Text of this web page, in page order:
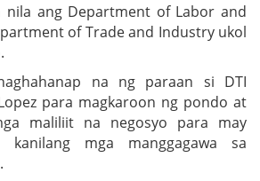
nila ang Department of Labor and
of Trade and Industry ukol
na ng paraan si DTI
para magkaroon ng pondo at
maliliit na negosyo para may
kanilang mga manggagawa sa